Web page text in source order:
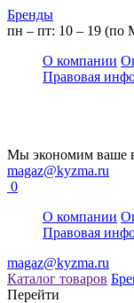
Бренды
пн – пт: 10 – 19 (по
О компании
Правовая
Мы экономим ваше
magaz@kyzma.ru
0
О компании
Правовая
magaz@kyzma.ru
Каталог товаров
Перейти